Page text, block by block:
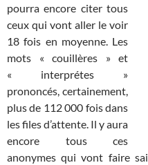
pourra encore citer tous
ceux qui vont aller le voir
18 fois en moyenne. Les
mots « couillères » et
« interprétes »
prononcés, certainement,
plus de 112 000 fois dans
les files d’attente. Il y aura
encore tous ces
anonymes qui vont faire